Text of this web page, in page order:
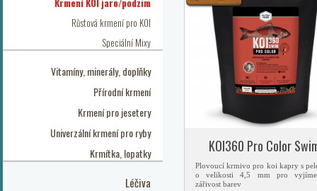
Krmení KOI jaro/podzim
Růstová krmení pro KOI
Speciální Mixy
Vitamíny, minerály, doplňky
Přírodní krmení
Krmení pro jesetery
Univerzální krmení pro ryby
Krmítka, lopatky
Léčiva
KOI360 Pro Color
Plovoucí krmivo pro koi kapry s
o velikosti 4,5 mm pro
zářivost barev